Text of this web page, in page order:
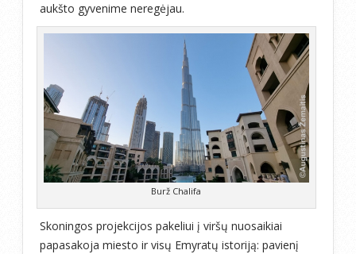
aukšto gyvenime neregėjau.
Burž Chalifa
Skoningos projekcijos pakeliui į viršų nuosaikiai
papasakoja miesto ir visų Emyratų istoriją: pavienį